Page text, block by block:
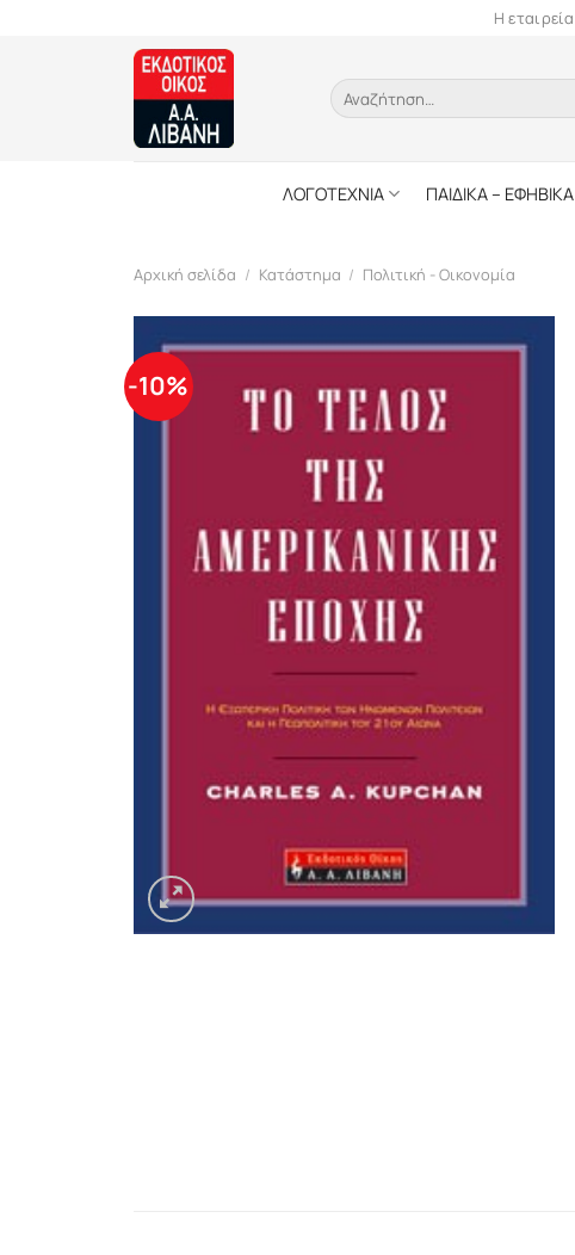
Η εταιρεία
Αναζήτηση
για:
ΛΟΓΟΤΕΧΝΙΑ ΠΑΙΔΙΚΑ – ΕΦΗΒΙΚΑ
Αρχική σελίδα / Κατάστημα / Πολιτική - Οικονομία
-10%